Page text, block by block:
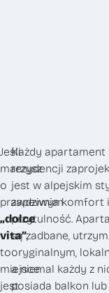
Jeśli
marzysz
o
prawdziwym
„dolce
vita”,
to
miejsce
jest
Każdy apartament
rezydencji
jest w alpejskim
zapewnia komfort i
przytulność.
są zadbane,
oryginalnym,
a niemal każdy z
posiada balkon lub